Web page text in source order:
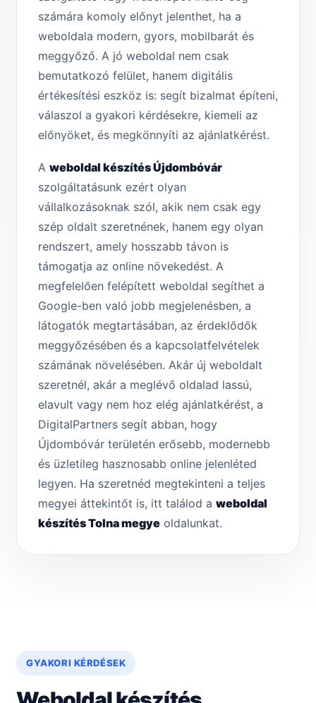
számára komoly előnyt jelenthet, ha a
weboldala modern, gyors, mobilbarát és
meggyőző. A jó weboldal nem csak
bemutatkozó felület, hanem digitális
értékesítési eszköz is: segít bizalmat építeni,
válaszol a gyakori kérdésekre, kiemeli az
előnyöket, és megkönnyíti az ajánlatkérést.
A weboldal készítés Újdombóvár
szolgáltatásunk ezért olyan
vállalkozásoknak szól, akik nem csak egy
szép oldalt szeretnének, hanem egy olyan
rendszert, amely hosszabb távon is
támogatja az online növekedést. A
megfelelően felépített weboldal segíthet a
Google-ben való jobb megjelenésben, a
látogatók megtartásában, az érdeklődők
meggyőzésében és a kapcsolatfelvételek
számának növelésében. Akár új weboldalt
szeretnél, akár a meglévő oldalad lassú,
elavult vagy nem hoz elég ajánlatkérést, a
DigitalPartners segít abban, hogy
Újdombóvár területén erősebb, modernebb
és üzletileg hasznosabb online jelenléted
legyen. Ha szeretnéd megtekinteni a teljes
megyei áttekintőt is, itt találod a weboldal
készítés Tolna megye oldalunkat.
GYAKORI KÉRDÉSEK